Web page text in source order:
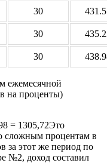
30
30
30
ежемесячной
на проценты)
= 1305,72Это
сложным процентам в
за этот же период по
№2, доход составил